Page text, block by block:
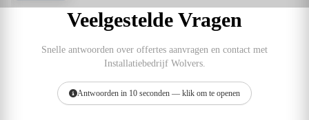
Veelgestelde Vragen
Snelle antwoorden over offertes aanvragen en contact met
Installatiebedrijf Wolvers.
Antwoorden in 10 seconden — klik om te openen